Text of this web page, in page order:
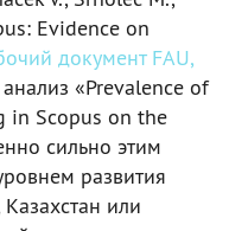
Evidence on
документ FAU,
«Prevalence of
in Scopus on the
сильно этим
развития
или